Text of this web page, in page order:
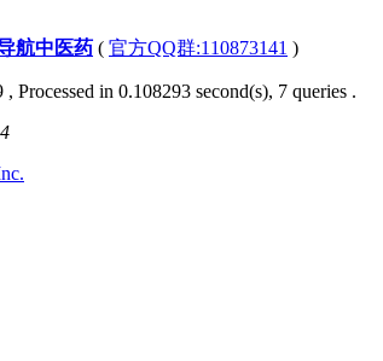
航中医药 ( 官方QQ群:110873141 )
, Processed in 0.108293 second(s), 7 queries .